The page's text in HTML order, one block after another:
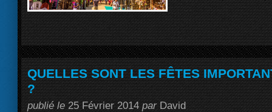
QUELLES SONT LES FÊTES
?
publié le 25 Février 2014 parDavid